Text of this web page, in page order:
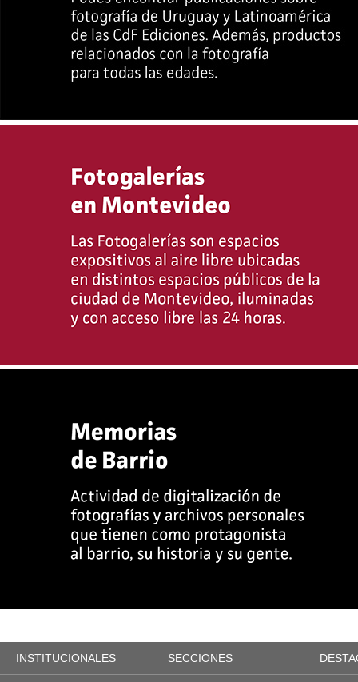
INSTITUCIONALES SECCIONES